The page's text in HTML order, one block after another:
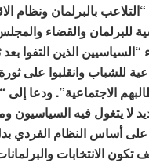
بالبرلمان ونظام
للبرلمان والقضاء
للشباب وانقلبوا على
الاجتماعية”. ودعا إلى
لا يتغول فيه السياسيون
على أساس النظام الفردي
الانتخابات